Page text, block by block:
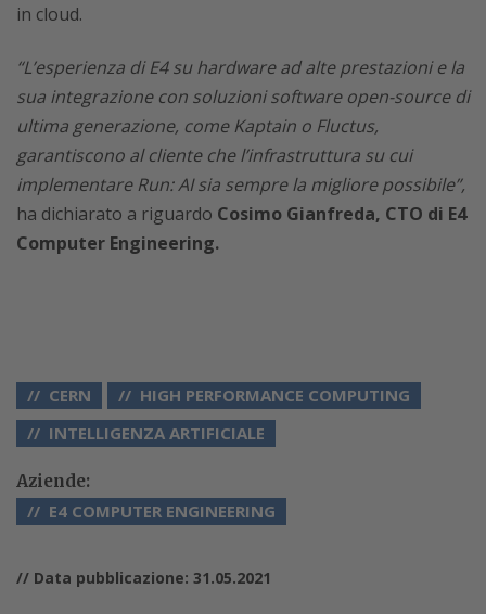
in cloud.
“L’esperienza di E4 su hardware ad alte prestazioni e la
sua integrazione con soluzioni software open-source di
ultima generazione, come Kaptain o Fluctus,
garantiscono al cliente che l’infrastruttura su cui
implementare Run: AI sia sempre la migliore possibile”,
ha dichiarato a riguardo Cosimo Gianfreda, CTO di E4
Computer Engineering.
CERN
HIGH PERFORMANCE COMPUTING
INTELLIGENZA ARTIFICIALE
Aziende:
E4 COMPUTER ENGINEERING
// Data pubblicazione: 31.05.2021